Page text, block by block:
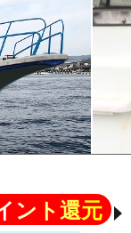
ント還元